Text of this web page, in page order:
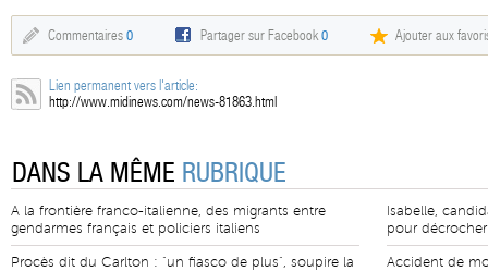
Commentaires 0 Partager sur Facebook0 Ajouter aux
Lien permanent vers l'article:
http://www.midinews.com/news-81863.html
DANS LA MÊME RUBRIQUE
A la frontière franco-italienne, des migrants entre
gendarmes français et policiers italiens
Procès dit du Carlton : "un fiasco de plus", soupire la
Isabelle,
pour
Accident de